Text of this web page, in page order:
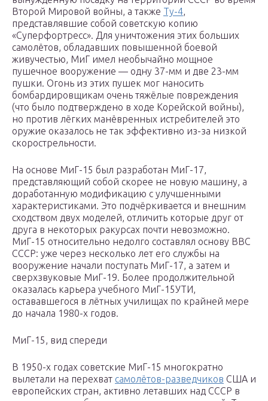
Второй Мировой войны, а также Ту-4,
представлявшие собой советскую копию
«Суперфортресс». Для уничтожения этих больших
самолётов, обладавших повышенной боевой
живучестью, МиГ имел необычайно мощное
пушечное вооружение — одну 37-мм и две 23-мм
пушки. Огонь из этих пушек мог наносить
бомбардировщикам очень тяжёлые повреждения
(что было подтверждено в ходе Корейской войны),
но против лёгких манёвренных истребителей это
оружие оказалось не так эффективно из-за низкой
скорострельности.
На основе МиГ-15 был разработан МиГ-17,
представляющий собой скорее не новую машину, а
доработанную модификацию с улучшенными
характеристиками. Это подчёркивается и внешним
сходством двух моделей, отличить которые друг от
друга в некоторых ракурсах почти невозможно.
МиГ-15 относительно недолго составлял основу ВВС
СССР: уже через несколько лет его службы на
вооружение начали поступать МиГ-17, а затем и
сверхзвуковые МиГ-19. Более продолжительной
оказалась карьера учебного МиГ-15УТИ,
остававшегося в лётных училищах по крайней мере
до начала 1980-х годов.
МиГ-15, вид спереди
В 1950-х годах советские МиГ-15 многократно
вылетали на перехват самолётов-разведчиков США и
европейских стран, активно летавших над СССР в